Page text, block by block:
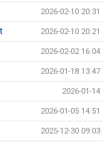
2026-02-10 20:31
2026-02-10 20:21
2026-02-02 16:04
2026-01-18 13:47
2026-01-14
2026-01-05 14:51
2025-12-30 09:03